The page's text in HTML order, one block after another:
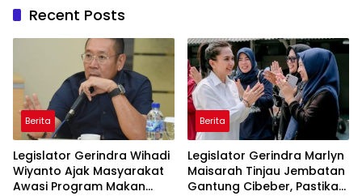
Recent Posts
Berita
Legislator Gerindra Wihadi
Wiyanto Ajak Masyarakat
Awasi Program Makan
Berita
Legislator Gerindra Marlyn
Maisarah Tinjau Jembatan
Gantung Cibeber, Pastikan